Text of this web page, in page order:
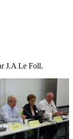
J.A Le Foll.